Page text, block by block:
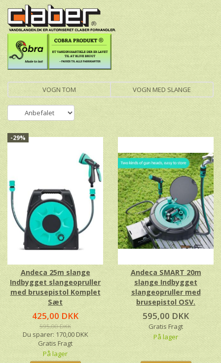
VOGN TOM VOGN MED SLANGE
-29%
Andeca 25m slange
Indbygget slangeopruller
med brusepistol Komplet
Sæt
425,00 DKK
595,00 DKK
Du sparer: 170,00 DKK
Gratis Fragt
På lager
Andeca SMART 20m
slange Indbygget
slangeopruller med
brusepistol OSV.
595,00 DKK
Gratis Fragt
På lager